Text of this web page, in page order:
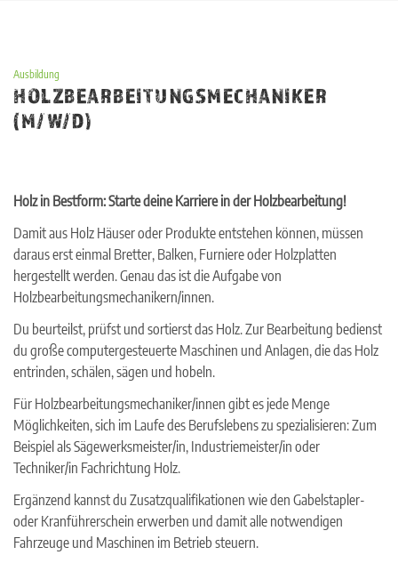
Ausbildung
HOLZBEARBEITUNGSMECHANIKER
(M/W/D)
Holz in Bestform: Starte deine Karriere in der Holzbearbeitung!
Damit aus Holz Häuser oder Produkte entstehen können, müssen
daraus erst einmal Bretter, Balken, Furniere oder Holzplatten
hergestellt werden. Genau das ist die Aufgabe von
Holzbearbeitungsmechanikern/innen.
Du beurteilst, prüfst und sortierst das Holz. Zur Bearbeitung bedienst
du große computergesteuerte Maschinen und Anlagen, die das Holz
entrinden, schälen, sägen und hobeln.
Für Holzbearbeitungsmechaniker/innen gibt es jede Menge
Möglichkeiten, sich im Laufe des Berufslebens zu spezialisieren: Zum
Beispiel als Sägewerksmeister/in, Industriemeister/in oder
Techniker/in Fachrichtung Holz.
Ergänzend kannst du Zusatzqualifikationen wie den Gabelstapler-
oder Kranführerschein erwerben und damit alle notwendigen
Fahrzeuge und Maschinen im Betrieb steuern.